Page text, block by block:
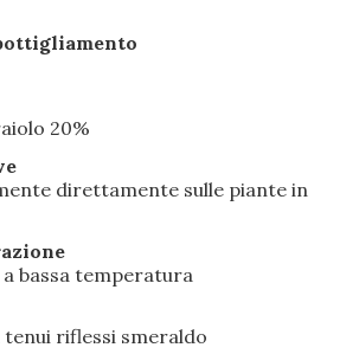
20%
direttamente sulle piante in
bassa temperatura
riflessi smeraldo